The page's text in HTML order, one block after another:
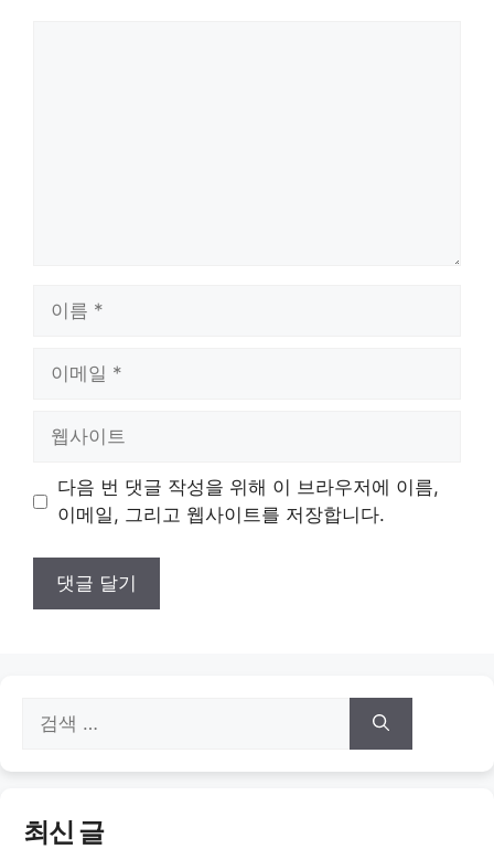
트
다음 번 댓글 작성을 위해 이 브라우저에 이름,
이메일, 그리고 웹사이트를 저장합니다.
색:
최신 글